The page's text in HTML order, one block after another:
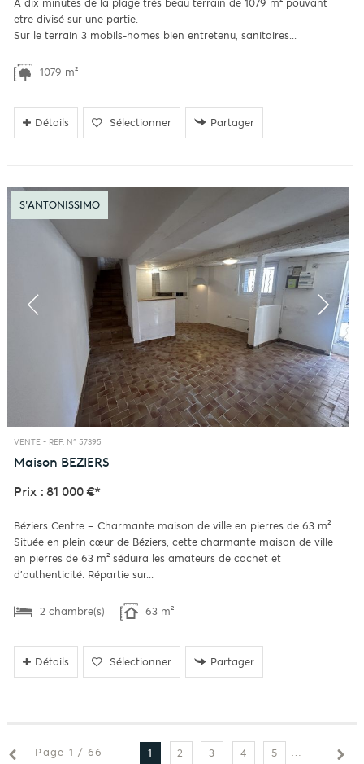
etre divisé sur une partie.
Sur le terrain 3 mobils-homes bien entretenu, sanitaires...
1079 m²
Détails Sélectionner Partager
S'ANTONISSIMO
VENTE - REF. N° 57395
Maison BEZIERS
Prix : 81 000 €*
Béziers Centre – Charmante maison de ville en pierres de 63 m²
Située en plein cœur de Béziers, cette charmante maison de ville
en pierres de 63 m² séduira les amateurs de cachet et
d'authenticité. Répartie sur...
2 chambre(s) 63 m²
Détails Sélectionner Partager
Page 1 / 66 1 2 3 4 5 7